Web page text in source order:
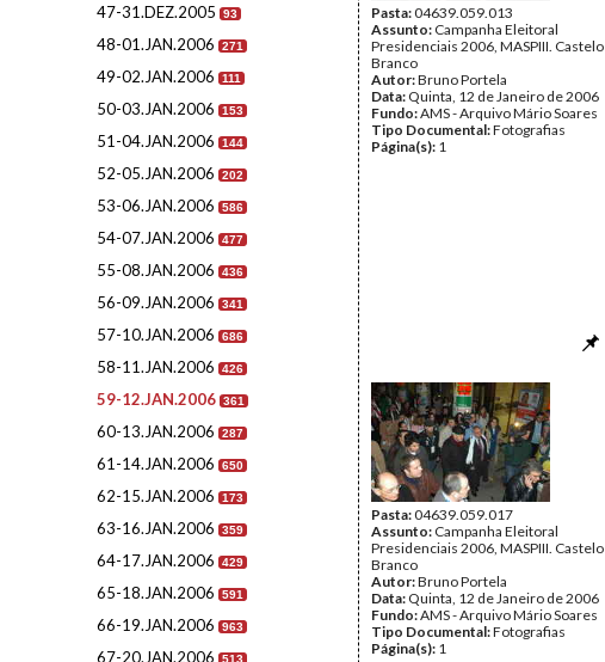
47-31.DEZ.2005 93
48-01.JAN.2006 271
49-02.JAN.2006 111
50-03.JAN.2006 153
51-04.JAN.2006 144
52-05.JAN.2006 202
53-06.JAN.2006 586
54-07.JAN.2006 477
55-08.JAN.2006 436
56-09.JAN.2006 341
57-10.JAN.2006 686
58-11.JAN.2006 426
59-12.JAN.2006 361
60-13.JAN.2006 287
61-14.JAN.2006 650
62-15.JAN.2006 173
63-16.JAN.2006 359
64-17.JAN.2006 429
65-18.JAN.2006 591
66-19.JAN.2006 963
67-20.JAN.2006 513
Pasta:04639.059.013
Assunto: Campanha Eleitoral
Presidenciais 2006, MASPIII. Castelo
Branco
Autor:Bruno Portela
Data: Quinta, 12 de Janeiro de 2006
Fundo:AMS - Arquivo Mário Soares
Tipo Documental:Fotografias
Página(s): 1
Pasta:04639.059.017
Assunto: Campanha Eleitoral
Presidenciais 2006, MASPIII. Castelo
Branco
Autor:Bruno Portela
Data: Quinta, 12 de Janeiro de 2006
Fundo:AMS - Arquivo Mário Soares
Tipo Documental:Fotografias
Página(s): 1